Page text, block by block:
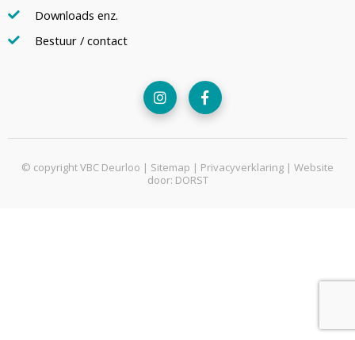
Downloads enz.
Bestuur / contact
© copyright VBC Deurloo | Sitemap | Privacyverklaring | Website
door: DORST